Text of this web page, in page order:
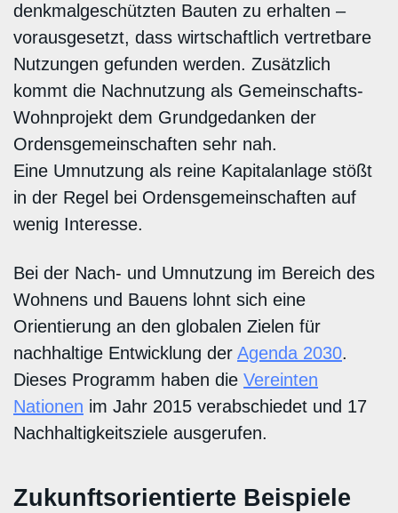
denkmalgeschützten Bauten zu erhalten –
vorausgesetzt, dass wirtschaftlich vertretbare
Nutzungen gefunden werden. Zusätzlich
kommt die Nachnutzung als Gemeinschafts-
Wohnprojekt dem Grundgedanken der
Ordensgemeinschaften sehr nah.
Eine Umnutzung als reine Kapitalanlage stößt
in der Regel bei Ordensgemeinschaften auf
wenig Interesse.
Bei der Nach- und Umnutzung im Bereich des
Wohnens und Bauens lohnt sich eine
Orientierung an den globalen Zielen für
nachhaltige Entwicklung der Agenda 2030.
Dieses Programm haben die Vereinten
Nationen im Jahr 2015 verabschiedet und 17
Nachhaltigkeitsziele ausgerufen.
Zukunftsorientierte Beispiele